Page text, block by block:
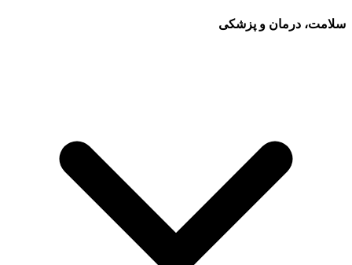
سلامت، درمان و پزشکی